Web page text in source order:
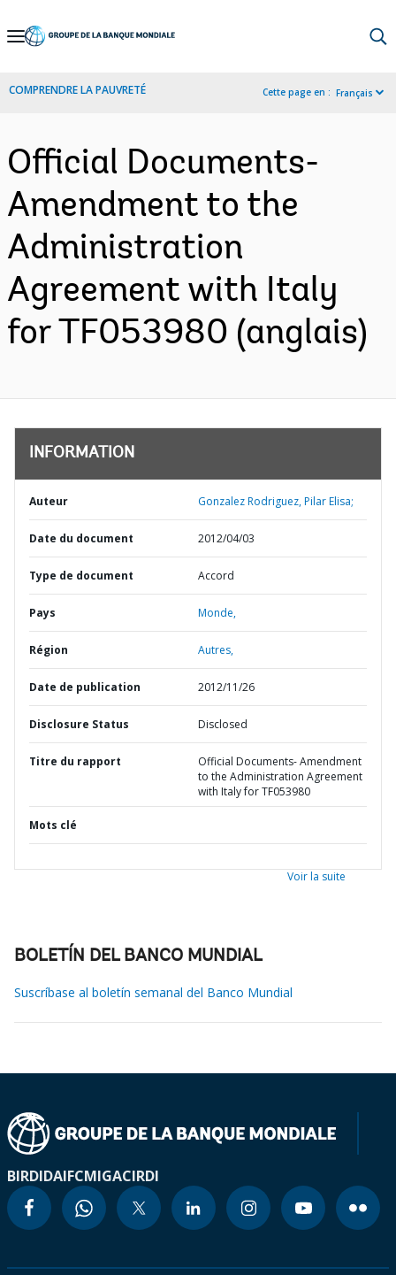
Skip
Navigation
COMPRENDRE LA PAUVRETÉ Cette page en : Français
Official Documents-
Amendment to the
Administration
Agreement with Italy
for TF053980 (anglais)
INFORMATION
Auteur Gonzalez Rodriguez, Pilar Elisa;
Date du document 2012/04/03
Type de document Accord
Pays Monde,
Région Autres,
Date de publication 2012/11/26
Disclosure Status Disclosed
Titre du rapport
Official Documents- Amendment
to the Administration Agreement
with Italy for TF053980
Mots clé
Voir la suite
BOLETÍN DEL BANCO MUNDIAL
Suscríbase al boletín semanal del Banco Mundial
BIRDIDAIFCMIGACIRDI